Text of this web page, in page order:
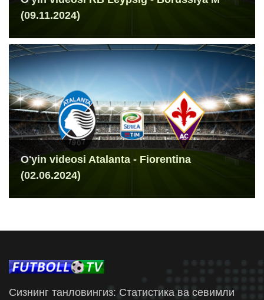
(09.11.2024)
O'yin videosi Atalanta - Fiorentina
(02.06.2024)
Сизнинг танловингиз: Статистика ва севимли